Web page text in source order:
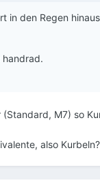
in den Regen
handrad.
M7) so
also Kurbeln?